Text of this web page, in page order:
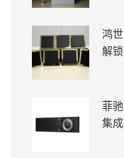
鸿
解
菲
集成